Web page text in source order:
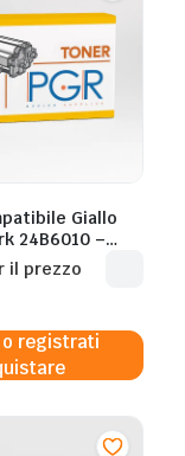
Giallo
24B6010 –
al 5%
il prezzo
registrati